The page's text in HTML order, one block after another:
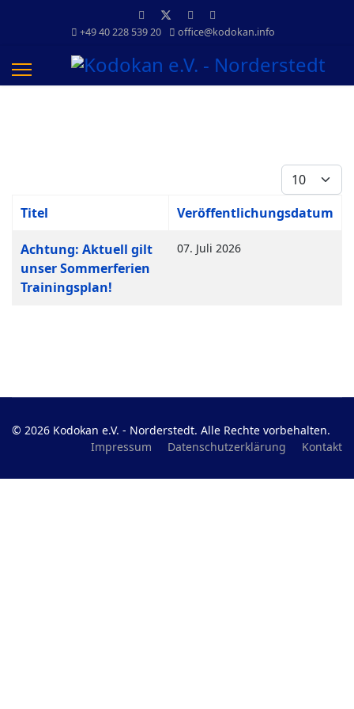
+49 40 228 539 20 office@kodokan.info
Anzeige #
Titel Veröffentlichungsdatum
Achtung: Aktuell gilt
unser Sommerferien
Trainingsplan!
07. Juli 2026
© 2026 Kodokan e.V. - Norderstedt. Alle Rechte vorbehalten.
Impressum
Datenschutzerklärung Kontakt